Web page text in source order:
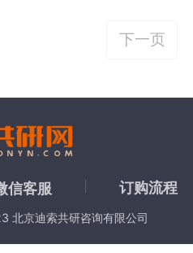
下一页
信客服 订购流程
京迪索共研咨询有限公司